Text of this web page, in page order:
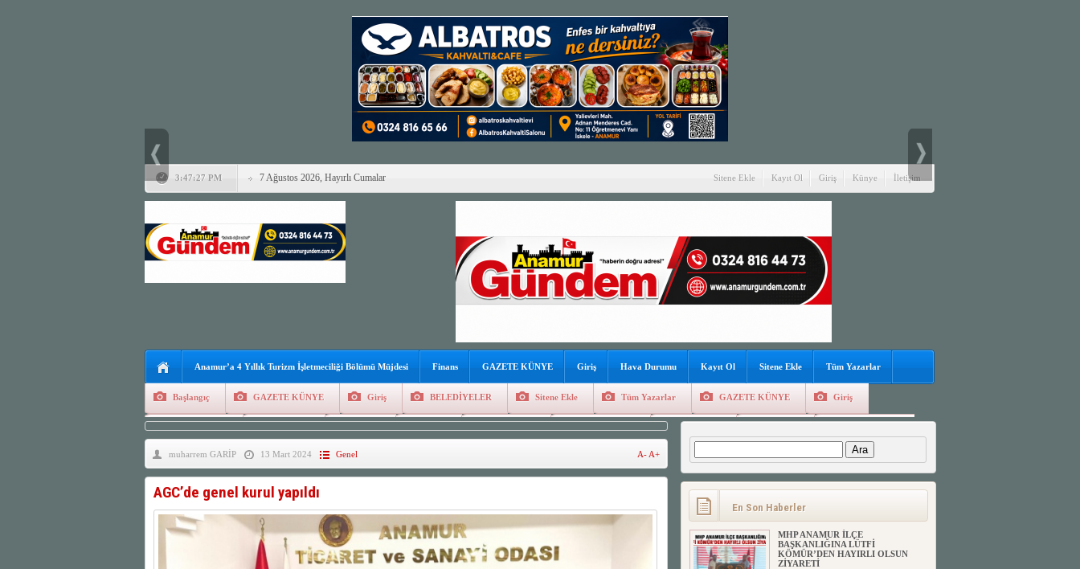
3:47:27 PM 7 Ağustos 2026, Hayırlı Cumalar Sitene Ekle Kayıt Ol Giriş Künye İletişim
Anamur’a 4 Yıllık Turizm İşletmeciliği Bölümü Müjdesi Finans GAZETE KÜNYE Giriş Hava Durumu Kayıt Ol Sitene Ekle Tüm Yazarlar
Başlangıç GAZETE KÜNYE Giriş BELEDİYELER Sitene Ekle Tüm Yazarlar GAZETE KÜNYE Giriş
Tüm Yazarlar Manşetler Güncel Genel Foto Galeri Hava Durumu
muharrem GARİP 13 Mart 2024 Genel A- A+
AGC’de genel kurul yapıldı
Arama:
En Son Haberler
MHP ANAMUR İLÇE
BAŞKANLIĞINA LÜTFİ
KÖMÜR’DEN HAYIRLI OLSUN
ZİYARETİ